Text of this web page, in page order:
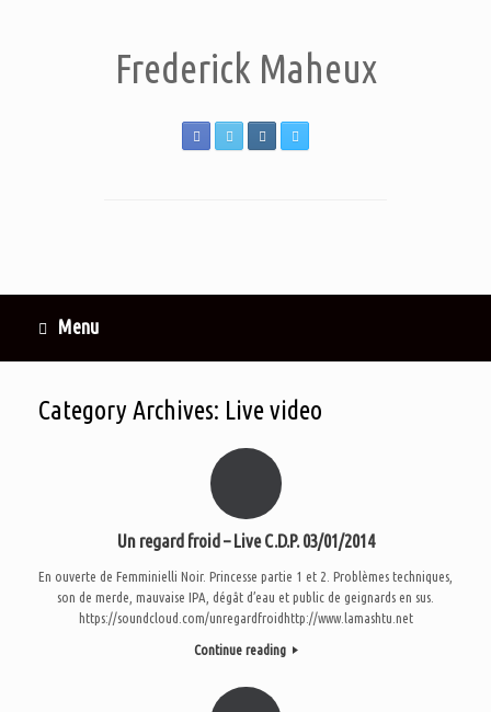
Frederick Maheux
Menu
Category Archives: Live video
Un regard froid – Live C.D.P. 03/01/2014
En ouverte de Femminielli Noir. Princesse partie 1 et 2. Problèmes techniques,
son de merde, mauvaise IPA, dégât d’eau et public de geignards en sus.
https://soundcloud.com/unregardfroidhttp://www.lamashtu.net
Continue reading